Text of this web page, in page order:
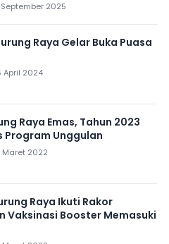
September 2025
Raya Gelar Buka Puasa
April 2024
Raya Emas, Tahun 2023
Program Unggulan
Maret 2022
Raya Ikuti Rakor
Vaksinasi Booster Memasuki